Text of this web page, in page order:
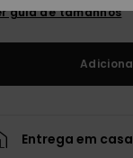
guia de tamanhos
Entrega em